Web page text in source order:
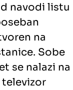
navodi listu
na
Sobe
se nalazi na